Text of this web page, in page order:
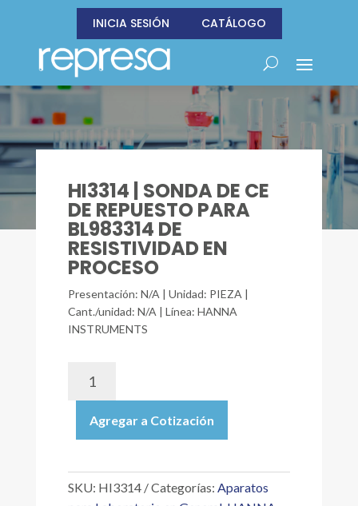
INICIA SESIÓN CATÁLOGO
HI3314 | SONDA DE CE
DE REPUESTO PARA
BL983314 DE
RESISTIVIDAD EN
PROCESO
Presentación: N/A | Unidad: PIEZA |
Cant./unidad: N/A | Línea: HANNA
INSTRUMENTS
CE
REPUESTO
Agregar a Cotización
SKU: HI3314 Categorías: Aparatos